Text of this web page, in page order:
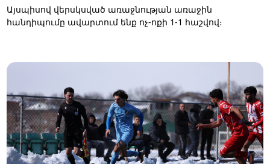
Այսպիսով վերսկսված առաջնության առաջին
հանդիպումը ավարտում ենք ոչ-ոքի 1-1 հաշվով։